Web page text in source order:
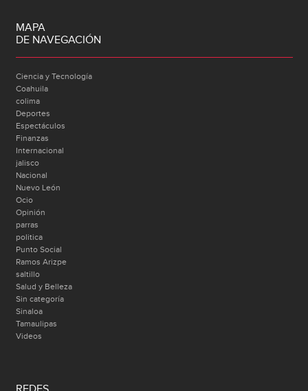
MAPA
DE NAVEGACIÓN
Ciencia y Tecnología
Coahuila
colima
Deportes
Espectáculos
Finanzas
Internacional
jalisco
Nacional
Nuevo León
Ocio
Opinión
parras
politica
Punto Social
Ramos Arizpe
saltillo
Salud y Belleza
Sin categoría
Sinaloa
Tamaulipas
Videos